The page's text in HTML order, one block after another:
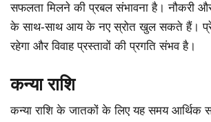
सफलता मिलने की प्रबल संभावना है। नौकरी और
के साथ-साथ आय के नए स्रोत खुल सकते हैं।
रहेगा और विवाह प्रस्तावों की प्रगति संभव है।
कन्या राशि
कन्या राशि के जातकों के लिए यह समय आर्थिक